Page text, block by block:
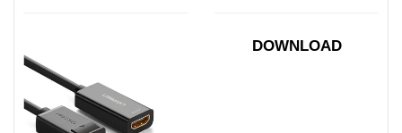
DOWNLOAD